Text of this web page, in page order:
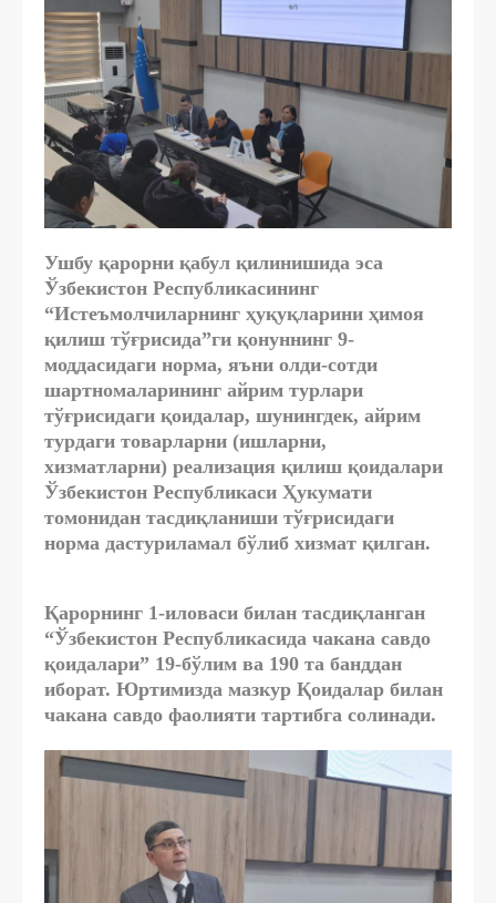
Ушбу қарорни қабул қилинишида эса
Ўзбекистон Республикасининг
“Истеъмолчиларнинг ҳуқуқларини ҳимоя
қилиш тўғрисида”ги қонуннинг 9-
моддасидаги норма, яъни олди-сотди
шартномаларининг айрим турлари
тўғрисидаги қоидалар, шунингдек, айрим
турдаги товарларни (ишларни,
хизматларни) реализация қилиш қоидалари
Ўзбекистон Республикаси Ҳукумати
томонидан тасдиқланиши тўғрисидаги
норма дастуриламал бўлиб хизмат қилган.
Қарорнинг 1-иловаси билан тасдиқланган
“Ўзбекистон Республикасида чакана савдо
қоидалари” 19-бўлим ва 190 та банддан
иборат. Юртимизда мазкур Қоидалар билан
чакана савдо фаолияти тартибга солинади.